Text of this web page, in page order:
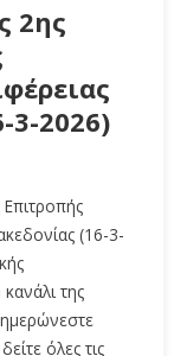
2ης
3-2026)
(16-3-
της
όλες τις